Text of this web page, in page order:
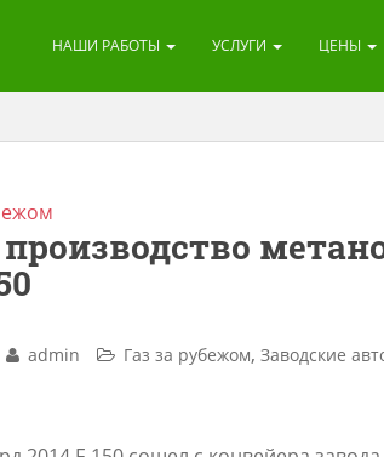
НАШИ РАБОТЫ УСЛУГИ ЦЕНЫ
admin Газ за рубежом, Заводские